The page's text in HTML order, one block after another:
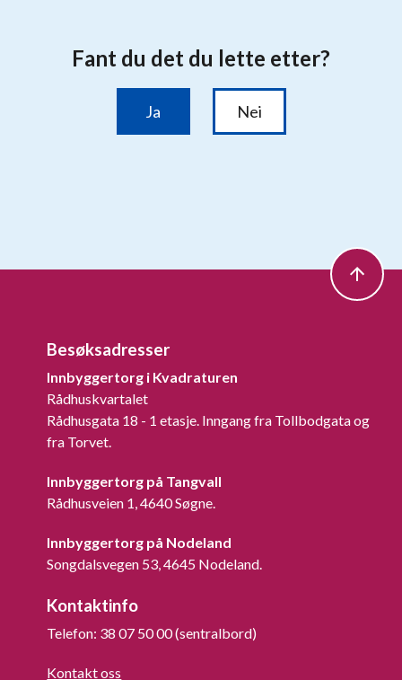
Besøksadresser
Innbyggertorg i Kvadraturen
Rådhuskvartalet
Rådhusgata 18 - 1 etasje. Inngang fra Tollbodgata og
fra Torvet.
Innbyggertorg på Tangvall
Rådhusveien 1, 4640 Søgne.
Innbyggertorg på Nodeland
Songdalsvegen 53, 4645 Nodeland.
Kontaktinfo
Telefon: 38 07 50 00 (sentralbord)
Kontakt oss